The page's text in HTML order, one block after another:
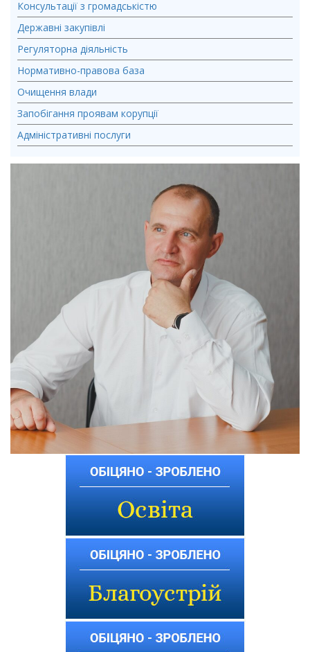
Консультації з громадськістю
Державні закупівлі
Регуляторна діяльність
Нормативно-правова база
Очищення влади
Запобігання проявам корупції
Адміністративні послуги